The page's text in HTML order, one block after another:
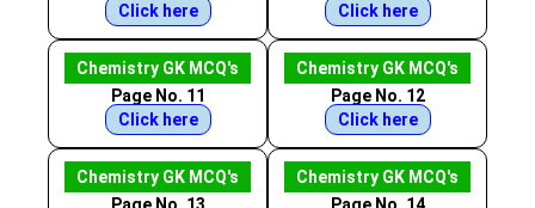
Click here
Click here
Chemistry GK MCQ's
Page No. 11
Click here
Chemistry GK MCQ's
Page No. 12
Click here
Chemistry GK MCQ's
Chemistry GK MCQ's